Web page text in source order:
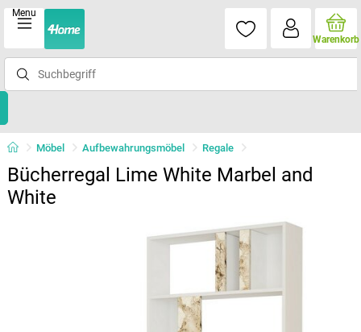
Menu
Warenkorb
Möbel Aufbewahrungsmöbel Regale
Bücherregal Lime White Marbel and
White